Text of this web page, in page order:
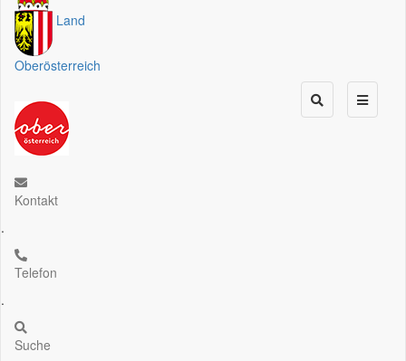
Land
Oberösterreich
Kontakt
.
Telefon
.
Suche